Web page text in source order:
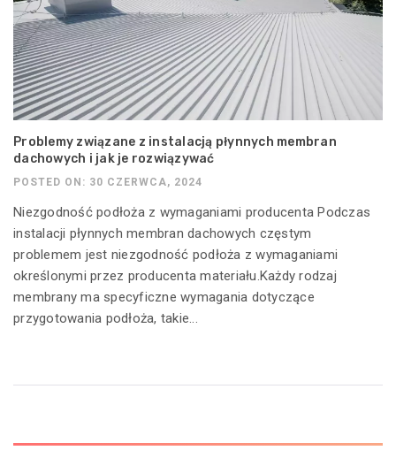
Problemy związane z instalacją płynnych membran
dachowych i jak je rozwiązywać
POSTED ON: 30 CZERWCA, 2024
Niezgodność podłoża z wymaganiami producenta Podczas
instalacji płynnych membran dachowych częstym
problemem jest niezgodność podłoża z wymaganiami
określonymi przez producenta materiału.Każdy rodzaj
membrany ma specyficzne wymagania dotyczące
przygotowania podłoża, takie...